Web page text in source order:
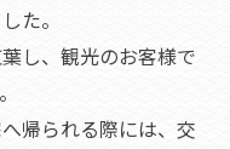
た。
し、観光のお客様で
帰られる際には、交